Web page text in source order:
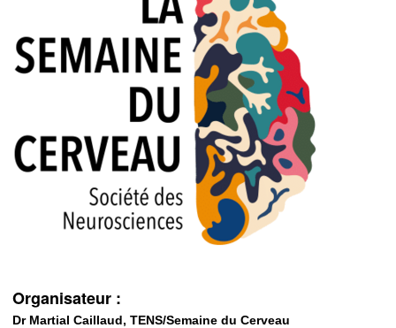
Organisateur :
Dr Martial Caillaud, TENS/Semaine du Cerveau